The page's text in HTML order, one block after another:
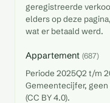
geregistreerde
elders op deze
wat er betaald werd.
Appartement (687)
Periode 2025Q2 t/m
Gemeentecijfer,
(CC BY 4.0).